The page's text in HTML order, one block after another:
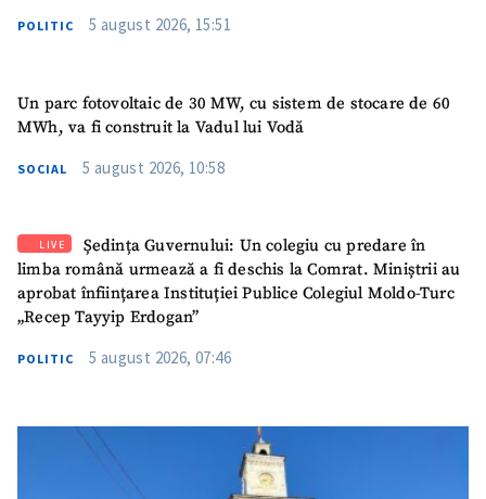
POLITIC 5 august 2026, 15:51
Un parc fotovoltaic de 30 MW, cu sistem de stocare de 60
MWh, va fi construit la Vadul lui Vodă
SOCIAL 5 august 2026, 10:58
LIVE
Ședința Guvernului: Un colegiu cu predare în
limba română urmează a fi deschis la Comrat. Miniștrii au
aprobat înființarea Instituției Publice Colegiul Moldo-Turc
„Recep Tayyip Erdogan”
POLITIC 5 august 2026, 07:46